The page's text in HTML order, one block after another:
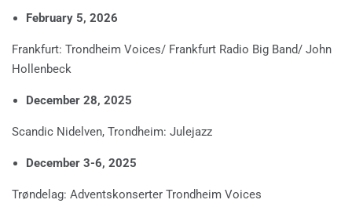
February 5, 2026
Frankfurt: Trondheim Voices/ Frankfurt Radio Big Band/ John
Hollenbeck
December 28, 2025
Scandic Nidelven, Trondheim: Julejazz
December 3-6, 2025
Trøndelag: Adventskonserter Trondheim Voices